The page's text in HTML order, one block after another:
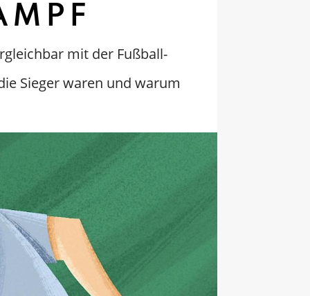
mit der Fußball-
Sieger waren und warum